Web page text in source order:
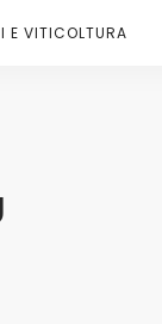
E VITICOLTURA